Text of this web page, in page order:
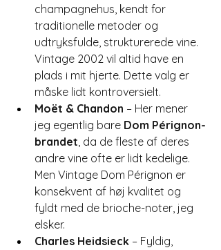
champagnehus, kendt for
traditionelle metoder og
udtryksfulde, strukturerede vine.
Vintage 2002 vil altid have en
plads i mit hjerte. Dette valg er
måske lidt kontroversielt.
Moët & Chandon – Her mener
jeg egentlig bare Dom Pérignon-
brandet, da de fleste af deres
andre vine ofte er lidt kedelige.
Men Vintage Dom Pérignon er
konsekvent af høj kvalitet og
fyldt med de brioche-noter, jeg
elsker.
Charles Heidsieck – Fyldig,